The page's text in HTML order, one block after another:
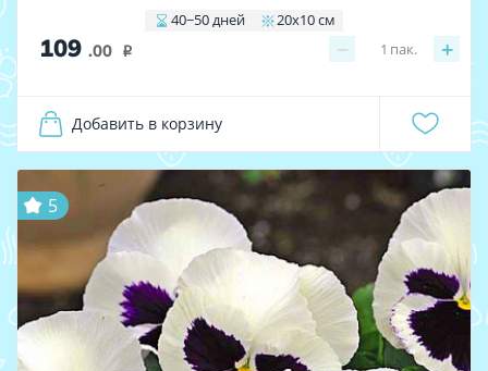
40−50 дней 20х10 см
109 .00 i − +
1 пак.
Добавить в корзину
5